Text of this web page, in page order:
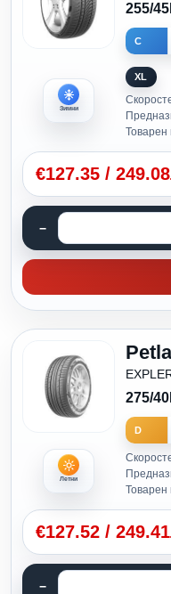
Зимни
255/
C
XL
Товарен
€127.35 /
Летни
275/
D
Товарен
€127.52 /